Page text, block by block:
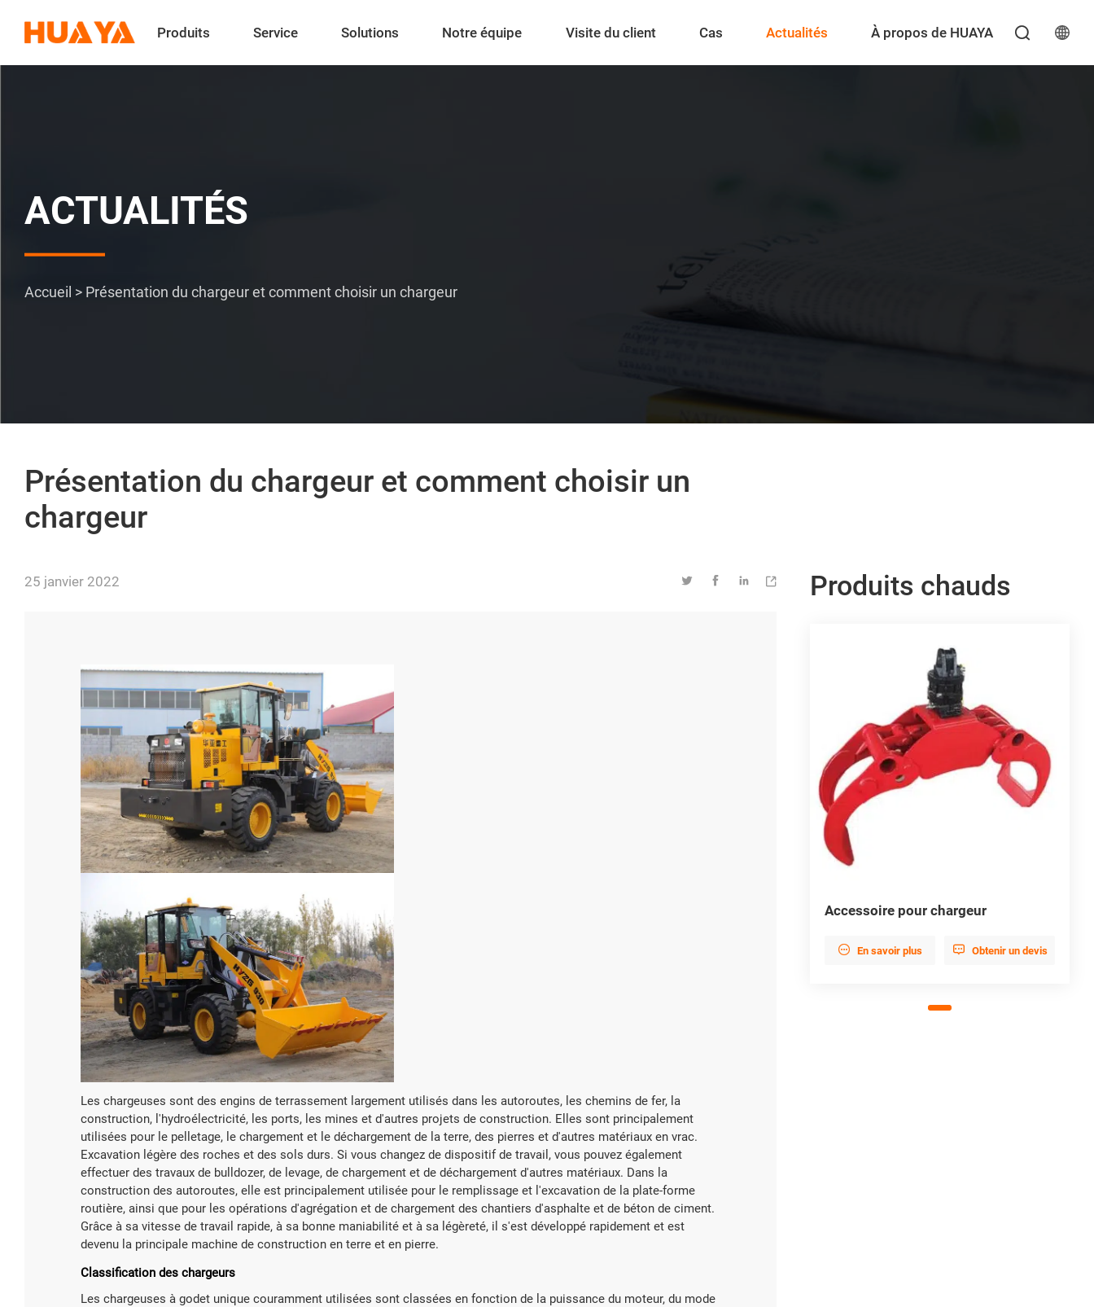
Produits Service Solutions Notre équipe Visite du client Cas Actualités À propos de HUAYA 
ACTUALITÉS
Accueil > Présentation du chargeur et comment choisir un chargeur
Présentation du chargeur et comment choisir un
chargeur
25 janvier 2022    
Les chargeuses sont des engins de terrassement largement utilisés dans les autoroutes, les chemins de fer, la
construction, l'hydroélectricité, les ports, les mines et d'autres projets de construction. Elles sont principalement
utilisées pour le pelletage, le chargement et le déchargement de la terre, des pierres et d'autres matériaux en vrac.
Excavation légère des roches et des sols durs. Si vous changez de dispositif de travail, vous pouvez également
effectuer des travaux de bulldozer, de levage, de chargement et de déchargement d'autres matériaux. Dans la
construction des autoroutes, elle est principalement utilisée pour le remplissage et l'excavation de la plate-forme
routière, ainsi que pour les opérations d'agrégation et de chargement des chantiers d'asphalte et de béton de ciment.
Grâce à sa vitesse de travail rapide, à sa bonne maniabilité et à sa légèreté, il s'est développé rapidement et est
devenu la principale machine de construction en terre et en pierre.
Classification des chargeurs
Les chargeuses à godet unique couramment utilisées sont classées en fonction de la puissance du moteur, du mode
Produits chauds
Accessoire pour chargeur
 En savoir plus  Obtenir un devis